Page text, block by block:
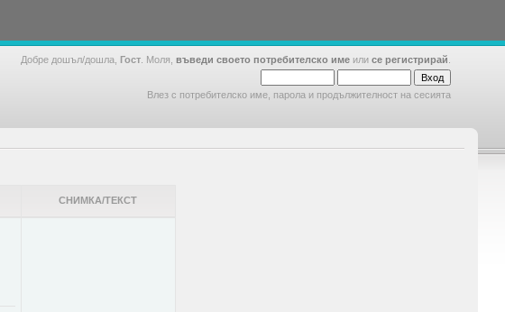
Добре дошъл/дошла, Гост . Моля, въведи своето потребителско име или се регистрирай
Влез с потребителско име, парола и продължителност на сесията
СНИМКА/ТЕКСТ